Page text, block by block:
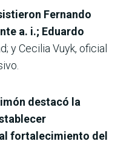
Fernando
a. i.; Eduardo
y Cecilia Vuyk, oficial
destacó la
fortalecimiento del